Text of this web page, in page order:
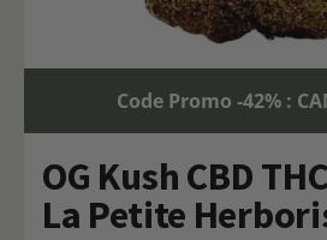
Code Promo -42% :
OG Kush CBD
La Petite